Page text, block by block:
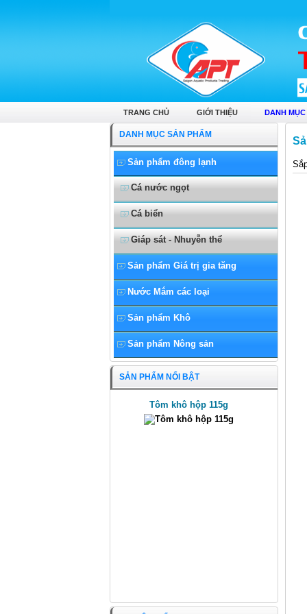
TRANG CHỦ GIỚI THIỆU DANH
DANH MỤC SẢN PHẨM
Sản phẩm đông lạnh
Cá nước ngọt
Cá biển
Giáp sát - Nhuyễn thể
Sản phẩm Giá trị gia tăng
Nước Mắm các loại
Sản phẩm Khô
Sản phẩm Nông sản
SẢN PHẨM NỔI BẬT
Cá Tra cắt khúc
Tôm khô hộp 115g